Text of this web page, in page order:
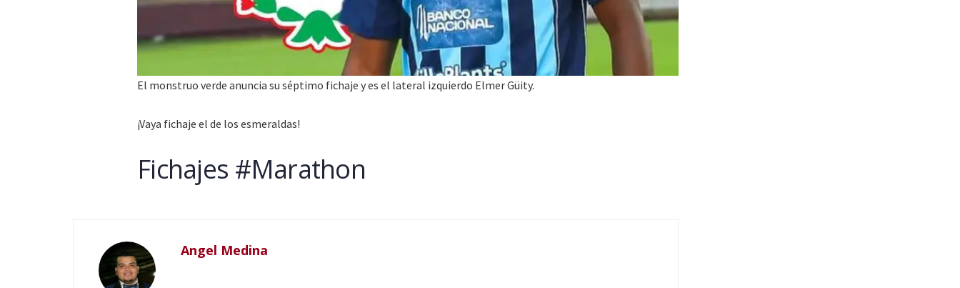
El monstruo verde anuncia su séptimo fichaje y es el lateral izquierdo Elmer Güity.
¡Vaya fichaje el de los esmeraldas!
Fichajes #Marathon
Angel Medina